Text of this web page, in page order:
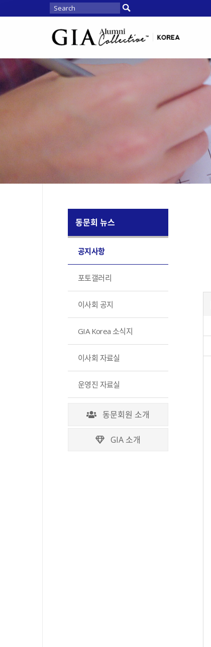
동문회 뉴스
공지사항
포토갤러리
이사회 공지
GIA Korea 소식지
이사회 자료실
운영진 자료실
동문회원 소개
GIA 소개